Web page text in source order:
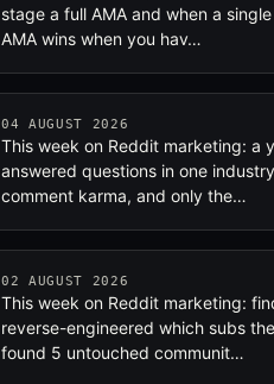
stage a full AMA and when a
AMA wins when you hav…
04 AUGUST 2026
This week on Reddit marketing:
answered questions in one
comment karma, and only the…
02 AUGUST 2026
This week on Reddit marketing:
reverse-engineered which subs
found 5 untouched communit…